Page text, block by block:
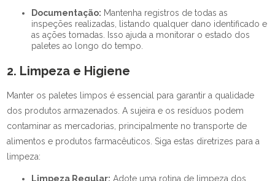
Documentação: Mantenha registros de todas as
inspeções realizadas, listando qualquer dano identificado e
as ações tomadas. Isso ajuda a monitorar o estado dos
paletes ao longo do tempo.
2. Limpeza e Higiene
Manter os paletes limpos é essencial para garantir a qualidade
dos produtos armazenados. A sujeira e os resíduos podem
contaminar as mercadorias, principalmente no transporte de
alimentos e produtos farmacêuticos. Siga estas diretrizes para a
limpeza:
Limpeza Regular: Adote uma rotina de limpeza dos